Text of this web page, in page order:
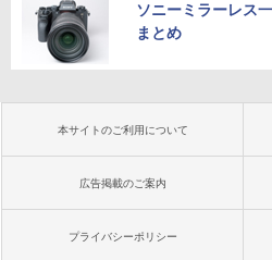
ソニーミラーレス
まとめ
本サイトのご利用について
広告掲載のご案内
プライバシーポリシー